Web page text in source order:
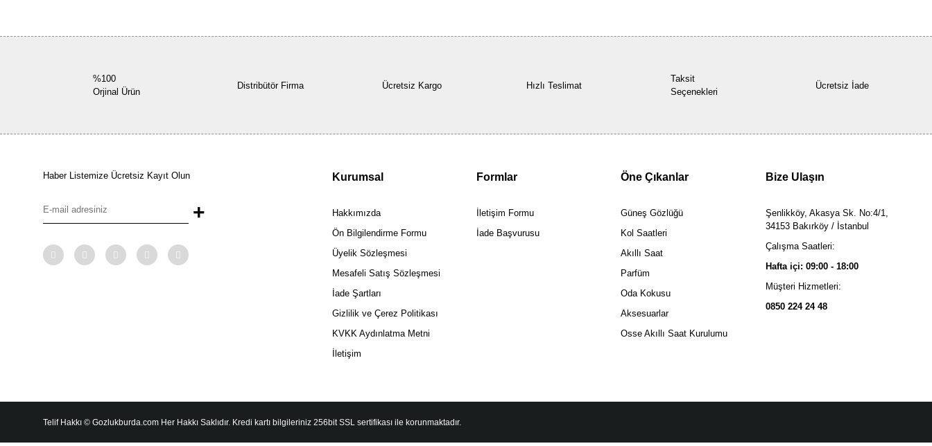
%100
Orjinal Ürün
Distribütör Firma Ücretsiz Kargo Hızlı Teslimat
Taksit
Seçenekleri
Ücretsiz İade
Haber Listemize Ücretsiz Kayıt Olun
+
Kurumsal
Hakkımızda
Ön Bilgilendirme Formu
Üyelik Sözleşmesi
Mesafeli Satış Sözleşmesi
İade Şartları
Gizlilik ve Çerez Politikası
KVKK Aydınlatma Metni
İletişim
Formlar
İletişim Formu
İade Başvurusu
Öne Çıkanlar
Güneş Gözlüğü
Kol Saatleri
Akıllı Saat
Parfüm
Oda Kokusu
Aksesuarlar
Osse Akıllı Saat Kurulumu
Bize Ulaşın
Şenlikköy, Akasya Sk. No:4/1,
34153 Bakırköy / İstanbul
Çalışma Saatleri:
Hafta içi: 09:00 - 18:00
Müşteri Hizmetleri:
0850 224 24 48
Telif Hakkı © Gozlukburda.com Her Hakkı Saklıdır. Kredi kartı bilgileriniz 256bit SSL sertifikası ile korunmaktadır.